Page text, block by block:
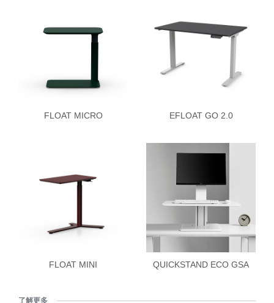
FLOAT MICRO EFLOAT GO 2.0
FLOAT MINI QUICKSTAND ECO GSA
了解更多